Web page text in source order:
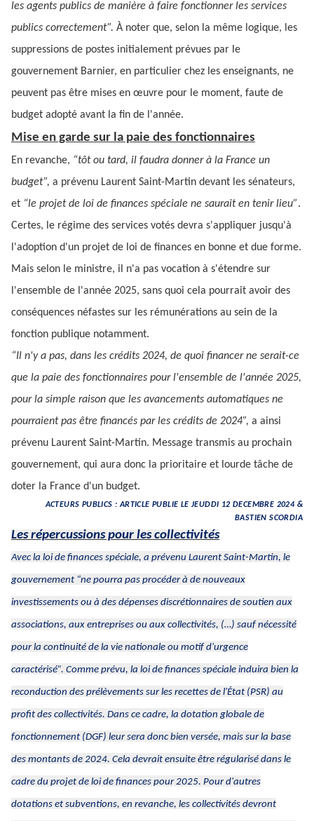
les agents publics de manière à faire fonctionner les services
publics correctement”. À noter que, selon la même logique, les
suppressions de postes initialement prévues par le
gouvernement Barnier, en particulier chez les enseignants, ne
peuvent pas être mises en œuvre pour le moment, faute de
budget adopté avant la fin de l'année.
Mise en garde sur la paie des fonctionnaires
En revanche, “tôt ou tard, il faudra donner à la France un
budget”, a prévenu Laurent Saint-Martin devant les sénateurs,
et “le projet de loi de finances spéciale ne saurait en tenir lieu”.
Certes, le régime des services votés devra s'appliquer jusqu'à
l'adoption d'un projet de loi de finances en bonne et due forme.
Mais selon le ministre, il n'a pas vocation à s'étendre sur
l'ensemble de l'année 2025, sans quoi cela pourrait avoir des
conséquences néfastes sur les rémunérations au sein de la
fonction publique notamment.
“Il n'y a pas, dans les crédits 2024, de quoi financer ne serait-ce
que la paie des fonctionnaires pour l'ensemble de l'année 2025,
pour la simple raison que les avancements automatiques ne
pourraient pas être financés par les crédits de 2024”, a ainsi
prévenu Laurent Saint-Martin. Message transmis au prochain
gouvernement, qui aura donc la prioritaire et lourde tâche de
doter la France d'un budget.
ACTEURS PUBLICS : ARTICLE PUBLIE LE JEUDDI 12 DECEMBRE 2024 &
BASTIEN SCORDIA
Les répercussions pour les collectivités
Avec la loi de finances spéciale, a prévenu Laurent Saint-Martin, le
gouvernement “ne pourra pas procéder à de nouveaux
investissements ou à des dépenses discrétionnaires de soutien aux
associations, aux entreprises ou aux collectivités, (…) sauf nécessité
pour la continuité de la vie nationale ou motif d'urgence
caractérisé”. Comme prévu, la loi de finances spéciale induira bien la
reconduction des prélèvements sur les recettes de l'État (PSR) au
profit des collectivités. Dans ce cadre, la dotation globale de
fonctionnement (DGF) leur sera donc bien versée, mais sur la base
des montants de 2024. Cela devrait ensuite être régularisé dans le
cadre du projet de loi de finances pour 2025. Pour d'autres
dotations et subventions, en revanche, les collectivités devront